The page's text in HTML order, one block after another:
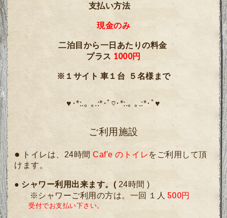
支払い方法
現金のみ
二泊目から一日あたりの料金
プラス 1000円
※１サイト 車１台 ５名様まで
♥･*:.｡ ｡.:*･ﾟ♡･*:.｡ ｡.:*･ﾟ♥
ご利用施設
●
トイレは、24時間Caf'e のトイレ をご利用して頂
けます。
● シャワー利用出来ます。( 24時間 )
※シャワーご利用の方は。一回 １人 500円
受付でお支払い下さい。